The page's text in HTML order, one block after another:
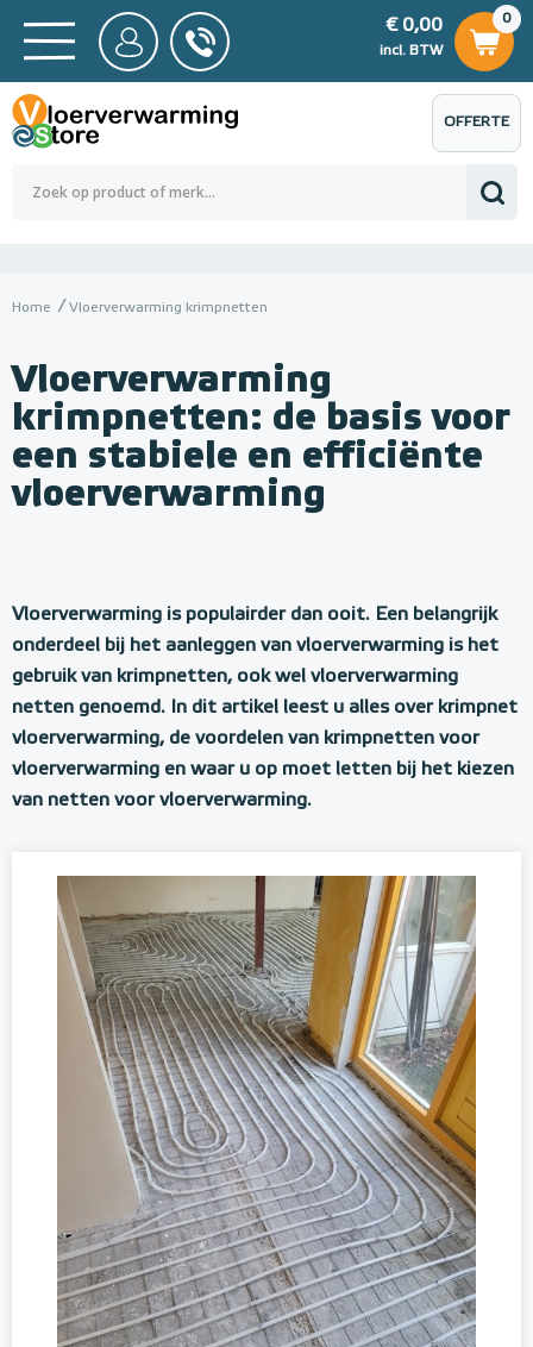
BTW
0,00
0
€ 0,00
incl. BTW
€ 0,00
OFFERTE
AANVRAGEN
Home Vloerverwarming krimpnetten
Vloerverwarming
krimpnetten: de basis voor
een stabiele en efficiënte
vloerverwarming
Vloerverwarming is populairder dan ooit. Een belangrijk
onderdeel bij het aanleggen van vloerverwarming is het
gebruik van krimpnetten, ook wel vloerverwarming
netten genoemd. In dit artikel leest u alles over krimpnet
vloerverwarming, de voordelen van krimpnetten voor
vloerverwarming en waar u op moet letten bij het kiezen
van netten voor vloerverwarming.